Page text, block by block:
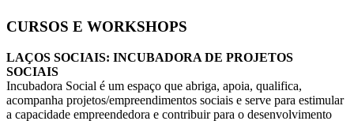
CURSOS E WORKSHOPS
LAÇOS SOCIAIS: INCUBADORA DE PROJETOS
SOCIAIS
Incubadora Social é um espaço que abriga, apoia, qualifica,
acompanha projetos/empreendimentos sociais e serve para estimular
a capacidade empreendedora e contribuir para o desenvolvimento